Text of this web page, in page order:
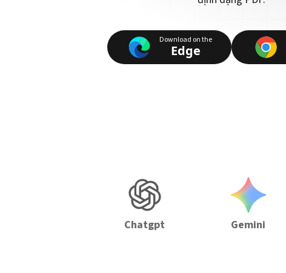
Download on the
Edge
Chatgpt Gemini